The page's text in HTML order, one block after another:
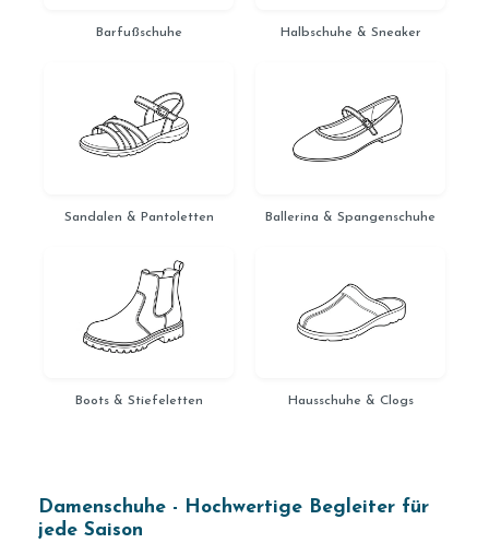
Barfußschuhe Halbschuhe & Sneaker
Sandalen & Pantoletten Ballerina & Spangenschuhe
Boots & Stiefeletten Hausschuhe & Clogs
Damenschuhe - Hochwertige Begleiter für
jede Saison